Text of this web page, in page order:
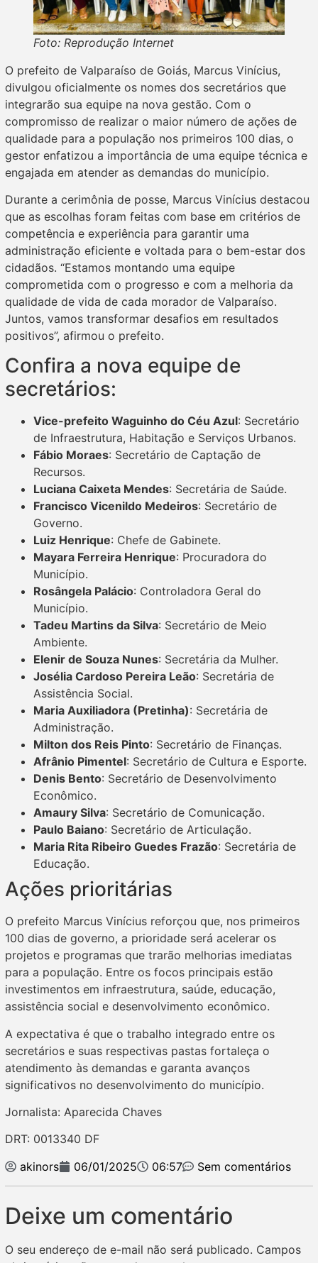
Foto: Reprodução Internet
O prefeito de Valparaíso de Goiás, Marcus Vinícius,
divulgou oficialmente os nomes dos secretários que
integrarão sua equipe na nova gestão. Com o
compromisso de realizar o maior número de ações de
qualidade para a população nos primeiros 100 dias, o
gestor enfatizou a importância de uma equipe técnica e
engajada em atender as demandas do município.
Durante a cerimônia de posse, Marcus Vinícius destacou
que as escolhas foram feitas com base em critérios de
competência e experiência para garantir uma
administração eficiente e voltada para o bem-estar dos
cidadãos. “Estamos montando uma equipe
comprometida com o progresso e com a melhoria da
qualidade de vida de cada morador de Valparaíso.
Juntos, vamos transformar desafios em resultados
positivos”, afirmou o prefeito.
Confira a nova equipe de
secretários:
Vice-prefeito Waguinho do Céu Azul: Secretário
de Infraestrutura, Habitação e Serviços Urbanos.
Fábio Moraes: Secretário de Captação de
Recursos.
Luciana Caixeta Mendes: Secretária de Saúde.
Francisco Vicenildo Medeiros: Secretário de
Governo.
Luiz Henrique: Chefe de Gabinete.
Mayara Ferreira Henrique: Procuradora do
Município.
Rosângela Palácio: Controladora Geral do
Município.
Tadeu Martins da Silva: Secretário de Meio
Ambiente.
Elenir de Souza Nunes: Secretária da Mulher.
Josélia Cardoso Pereira Leão: Secretária de
Assistência Social.
Maria Auxiliadora (Pretinha): Secretária de
Administração.
Milton dos Reis Pinto: Secretário de Finanças.
Afrânio Pimentel: Secretário de Cultura e Esporte.
Denis Bento: Secretário de Desenvolvimento
Econômico.
Amaury Silva: Secretário de Comunicação.
Paulo Baiano: Secretário de Articulação.
Maria Rita Ribeiro Guedes Frazão: Secretária de
Educação.
Ações prioritárias
O prefeito Marcus Vinícius reforçou que, nos primeiros
100 dias de governo, a prioridade será acelerar os
projetos e programas que trarão melhorias imediatas
para a população. Entre os focos principais estão
investimentos em infraestrutura, saúde, educação,
assistência social e desenvolvimento econômico.
A expectativa é que o trabalho integrado entre os
secretários e suas respectivas pastas fortaleça o
atendimento às demandas e garanta avanços
significativos no desenvolvimento do município.
Jornalista: Aparecida Chaves
DRT: 0013340 DF
akinors
06/01/2025 06:57 Sem comentários
Deixe um comentário
O seu endereço de e-mail não será publicado. Campos